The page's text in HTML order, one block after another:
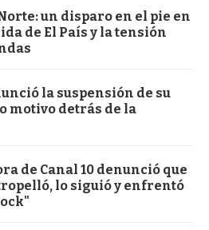
un disparo en el pie en
de El País y la tensión
la suspensión de su
motivo detrás de la
de Canal 10 denunció que
lo siguió y enfrentó